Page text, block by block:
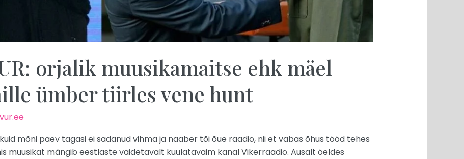
orjalik muusikamaitse ehk mäel
ümber tiirles vene hunt
mõni päev tagasi ei sadanud vihma ja naaber tõi õue raadio, nii et vabas õhus tööd tehes
muusikat mängib eestlaste väidetavalt kuulatavaim kanal Vikerraadio. Ausalt öeldes